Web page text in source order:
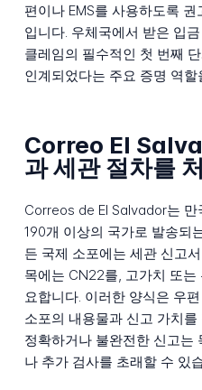
편이나 EMS를 사용하도록
입니다. 우체국에서 받은 입
클레임의 필수적인 첫 번째
인계되었다는 주요 증명 역할
Correo El
과 세관 절차를
Correos de El Salvador는
190개 이상의 국가로 발송되
든 국제 소포에는 세관 신고
목에는 CN22를, 고가치 또
요합니다. 이러한 양식은 우
소포의 내용물과 신고 가치
정확하거나 불완전한 신고는
나 추가 검사를 초래할 수 있